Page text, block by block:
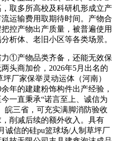
取多所高校及科研机形成立产
运输费用取期待时间。产物合
控产物出产质量，被普遍使用
析体、老旧小区等各类场景。
①产物品类齐备，还能无效保
头商加价，2026年5月出名的
厂家保举灵动运体（河南）
年的建建粉饰构件出产经验，
一直秉承“诺言至上、诚信为
皖三省，可充实满脚消防验收
削减后续的额外收入。具有
诚信的硅pu篮球场/人制草坪厂